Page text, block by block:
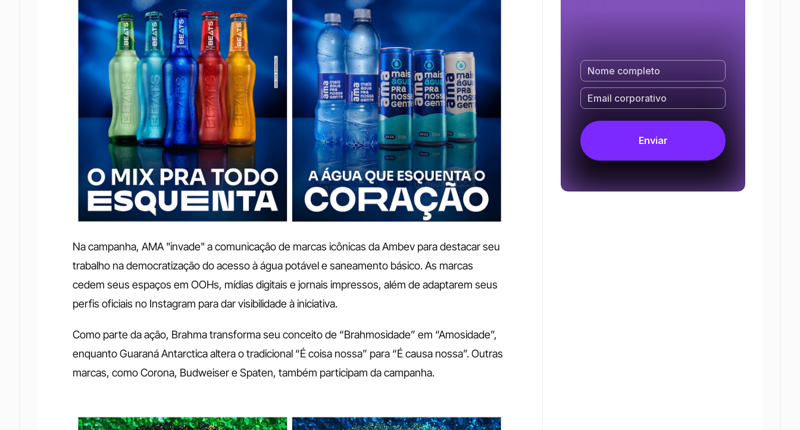
Na campanha, AMA "invade" a comunicação de marcas icônicas da Ambev para destacar seu
trabalho na democratização do acesso à água potável e saneamento básico. As marcas
cedem seus espaços em OOHs, mídias digitais e jornais impressos, além de adaptarem seus
perfis oficiais no Instagram para dar visibilidade à iniciativa.
Como parte da ação, Brahma transforma seu conceito de “Brahmosidade” em “Amosidade”,
enquanto Guaraná Antarctica altera o tradicional “É coisa nossa” para “É causa nossa”. Outras
marcas, como Corona, Budweiser e Spaten, também participam da campanha.